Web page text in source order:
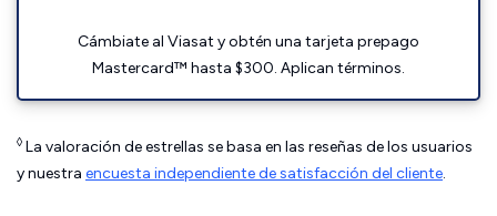
Cámbiate al Viasat y obtén una tarjeta prepago
Mastercard™ hasta $300. Aplican términos.
◊ La valoración de estrellas se basa en las reseñas de los usuarios
y nuestra encuesta independiente de satisfacción del cliente.